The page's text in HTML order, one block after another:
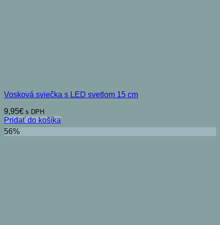
Vosková sviečka s LED svetlom 15 cm
9,95€ s DPH
Pridať do košíka
56%